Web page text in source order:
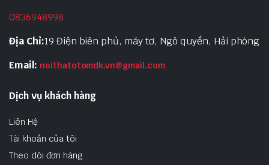
0836948998
Địa Chỉ:19 Điện biên phủ, máy tơ, Ngô quyền, Hải phòng
Email: noithatotomdk.vn@gmail.com
Dịch vụ khách hàng
Liên Hệ
Tài khoản của tôi
Theo dõi đơn hàng